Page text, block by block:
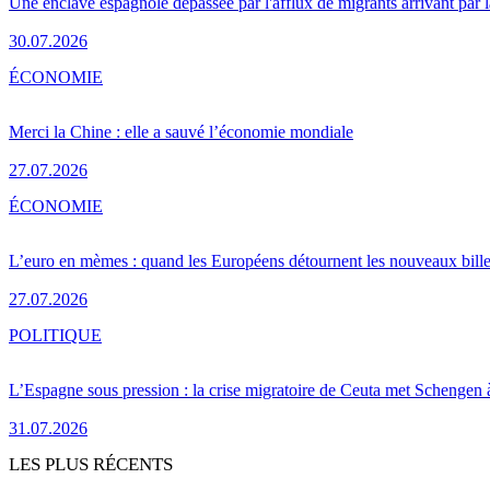
30.07.2026
Merci la Chine : elle a sauvé l’économie mondiale
27.07.2026
ÉCONOMIE
L’euro en mèmes : quand les Européens détournent les nouveaux
27.07.2026
ÉCONOMIE
L’Espagne sous pression : la crise migratoire de Ceuta met Schengen
31.07.2026
POLITIQUE
LES PLUS RÉCENTS